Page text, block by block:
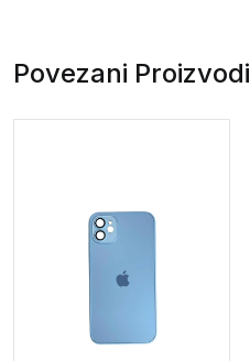
Povezani Proizvodi